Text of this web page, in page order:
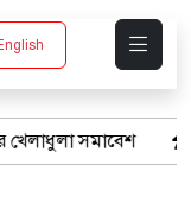
বর্ষার পানিতে